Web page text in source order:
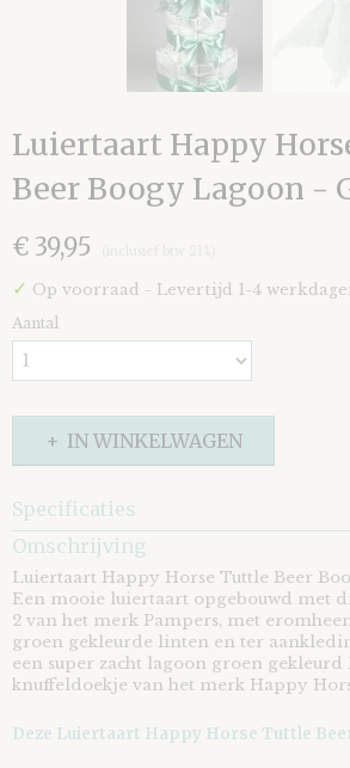
Luiertaart Happy
Beer Boogy Lagoon -
€ 39,95
✓ Op voorraad - Levertijd 1-4
Aantal
IN WINKELWAGEN
Specificaties
EAN code
8721073400765
Omschrijving
Luiertaart Happy Horse Tuttle Beer
Een mooie luiertaart opgebouwd met
2 van het merk Pampers, met
groen gekleurde linten en ter
een super zacht lagoon groen gekleurd
knuffeldoekje van het merk Happy
Deze Luiertaart Happy Horse Tuttle